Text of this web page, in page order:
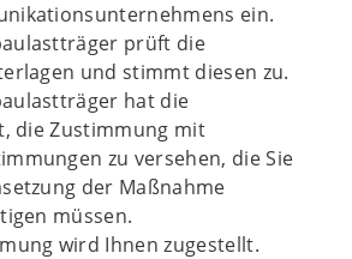
ein.
prüft die
und stimmt diesen zu.
hat die
die Zustimmung mit
zu versehen, die Sie
der Maßnahme
müssen.
wird Ihnen zugestellt.